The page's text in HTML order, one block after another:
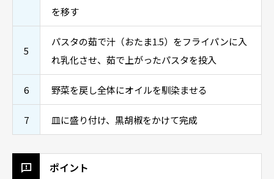
を移す
5
パスタの茹で汁（おたま1.5）をフライパンに入
れ乳化させ、茹で上がったパスタを投入
6 野菜を戻し全体にオイルを馴染ませる
7 皿に盛り付け、黒胡椒をかけて完成
ポイント